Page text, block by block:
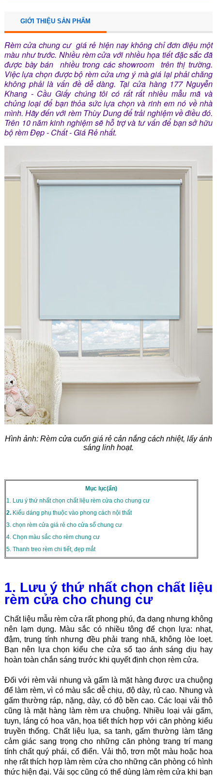
GIỚI THIỆU SẢN PHẨM
Rèm cửa chung cư giá rẻ hiện nay không chỉ đơn điệu một
màu như trước. Nhiều rèm cửa với nhiều họa tiết đặc sắc đã
được bày bán nhiều trong các showroom trên thị trường.
Việc lựa chọn được bộ rèm cửa ưng ý mà giá lại phải chăng
không phải là vấn đề dễ dàng. Tại cửa hàng 177 Nguyễn
Khang - Cầu Giấy chúng tôi có rất rất nhiều mẫu mã và
chủng loại để bạn thỏa sức lựa chọn và rinh em nó về nhà
mình. Hãy đến với rèm Thùy Dung để trải nghiệm về điều đó.
Trên 10 năm kinh nghiệm sẽ hỗ trợ và tư vấn để bạn sở hữu
bộ rèm Đẹp - Chất - Giá Rẻ nhất.
Hình ảnh: Rèm cửa cuốn giá rẻ cản nắng cách nhiệt, lấy ánh
sáng linh hoạt.
Mục lục(ẩn)
1. Lưu ý thứ nhất chọn chất liệu rèm cửa cho chung cư
2. Kiểu dáng phụ thuộc vào phong cách nội thất
3. chọn rèm cửa giá rẻ cho cửa sổ chung cư
4. Chọn màu sắc cho rèm chung cư
5. Thanh treo rèm chi tiết, đẹp mắt
1. Lưu ý thứ nhất chọn chất liệu
rèm cửa cho chung cư
Chất liệu mẫu rèm cửa rất phong phú, đa dạng nhưng không
nên lạm dụng. Màu sắc có nhiều tông để chọn lựa: nhạt,
đậm, trung tính nhưng đều phải trang nhã, không lòe loẹt.
Bạn nên lựa chọn kiểu che cửa sổ tạo ánh sáng dịu hay
hoàn toàn chắn sáng trước khi quyết định chọn rèm cửa.
Đối với rèm vải nhung và gấm là mặt hàng được ưa chuộng
để làm rèm, vì có màu sắc dễ chịu, độ dày, rủ cao. Nhung và
gấm thường ráp, nặng, dày, có độ bền cao. Các loại vải thô
cũng là mặt hàng làm rèm ưa chuộng. Nhiều loại vải gấm,
tuyn, láng có hoa văn, họa tiết thích hợp với căn phòng kiểu
truyền thống. Chất liệu lụa, sa tanh, gấm thường làm tăng
cảm giác sang trọng cho những căn phòng trang trí mang
tính chất quý phái, cổ điển. Vải thô, trơn một màu hoặc hoa
nhẹ rất thích hợp làm rèm cửa cho những căn phòng có hình
thức hiện đại. Vải sọc cũng có thể dùng làm rèm cửa khi bạn